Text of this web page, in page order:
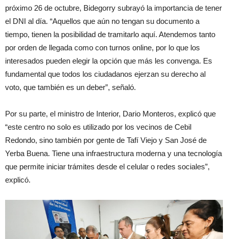
próximo 26 de octubre, Bidegorry subrayó la importancia de tener
el DNI al día. “Aquellos que aún no tengan su documento a
tiempo, tienen la posibilidad de tramitarlo aquí. Atendemos tanto
por orden de llegada como con turnos online, por lo que los
interesados pueden elegir la opción que más les convenga. Es
fundamental que todos los ciudadanos ejerzan su derecho al
voto, que también es un deber”, señaló.
Por su parte, el ministro de Interior, Dario Monteros, explicó que
“este centro no solo es utilizado por los vecinos de Cebil
Redondo, sino también por gente de Tafí Viejo y San José de
Yerba Buena. Tiene una infraestructura moderna y una tecnología
que permite iniciar trámites desde el celular o redes sociales”,
explicó.